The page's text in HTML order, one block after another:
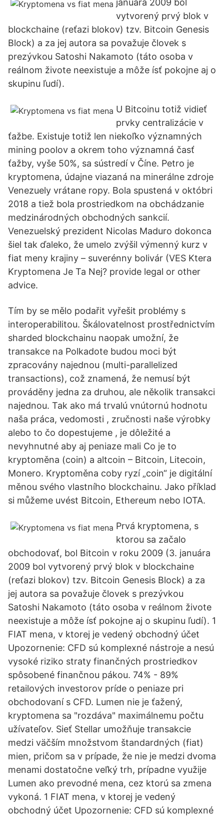
januára 2009 bol
vytvorený prvý blok v
blockchaine (reťazi blokov) tzv. Bitcoin Genesis
Block) a za jej autora sa považuje človek s
prezývkou Satoshi Nakamoto (táto osoba v
reálnom živote neexistuje a môže ísť pokojne aj o
skupinu ľudí).
U Bitcoinu totiž vidieť
prvky centralizácie v
ťažbe. Existuje totiž len niekoľko významných
mining poolov a okrem toho významná časť
ťažby, vyše 50%, sa sústredí v Číne. Petro je
kryptomena, údajne viazaná na minerálne zdroje
Venezuely vrátane ropy. Bola spustená v októbri
2018 a tiež bola prostriedkom na obchádzanie
medzinárodných obchodných sankcií.
Venezuelský prezident Nicolas Maduro dokonca
šiel tak ďaleko, že umelo zvýšil výmenný kurz v
fiat meny krajiny – suverénny bolivár (VES Ktera
Kryptomena Je Ta Nej? provide legal or other
advice.
Tím by se mělo podařit vyřešit problémy s
interoperabilitou. Škálovatelnost prostřednictvím
sharded blockchainu naopak umožní, že
transakce na Polkadote budou moci být
zpracovány najednou (multi-parallelized
transactions), což znamená, že nemusí být
prováděny jedna za druhou, ale několik transakci
najednou. Tak ako má trvalú vnútornú hodnotu
naša práca, vedomosti , zručnosti naše výrobky
alebo to čo dopestujeme , je dôležité a
nevyhnutné aby aj peniaze mali Co je to
kryptoměna (coin) a altcoin – Bitcoin, Litecoin,
Monero. Kryptoměna coby ryzí „coin“ je digitální
měnou svého vlastního blockchainu. Jako příklad
si můžeme uvést Bitcoin, Ethereum nebo IOTA.
Prvá kryptomena, s
ktorou sa začalo
obchodovať, bol Bitcoin v roku 2009 (3. januára
2009 bol vytvorený prvý blok v blockchaine
(reťazi blokov) tzv. Bitcoin Genesis Block) a za
jej autora sa považuje človek s prezývkou
Satoshi Nakamoto (táto osoba v reálnom živote
neexistuje a môže ísť pokojne aj o skupinu ľudí). 1
FIAT mena, v ktorej je vedený obchodný účet
Upozornenie: CFD sú komplexné nástroje a nesú
vysoké riziko straty finančných prostriedkov
spôsobené finančnou pákou. 74% - 89%
retailových investorov príde o peniaze pri
obchodovaní s CFD. Lumen nie je ťažený,
kryptomena sa "rozdáva" maximálnemu počtu
užívateľov. Sieť Stellar umožňuje transakcie
medzi väčším množstvom štandardných (fiat)
mien, pričom sa v prípade, že nie je medzi dvoma
menami dostatočne veľký trh, prípadne využije
Lumen ako prevodné mena, cez ktorú sa zmena
vykoná. 1 FIAT mena, v ktorej je vedený
obchodný účet Upozornenie: CFD sú komplexné